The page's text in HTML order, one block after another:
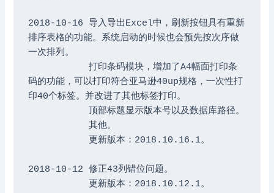
2018-10-16 导入导出Excel中，刷新按钮具有重新
排序表格的功能。系统启动的时候也会预先按次序做
一次排列。
码的功能，可以打印符合亚马逊40up规格，一次性打
印40个标签。并改进了其他标签打印。
2018-10-12 修正43列错位问题。